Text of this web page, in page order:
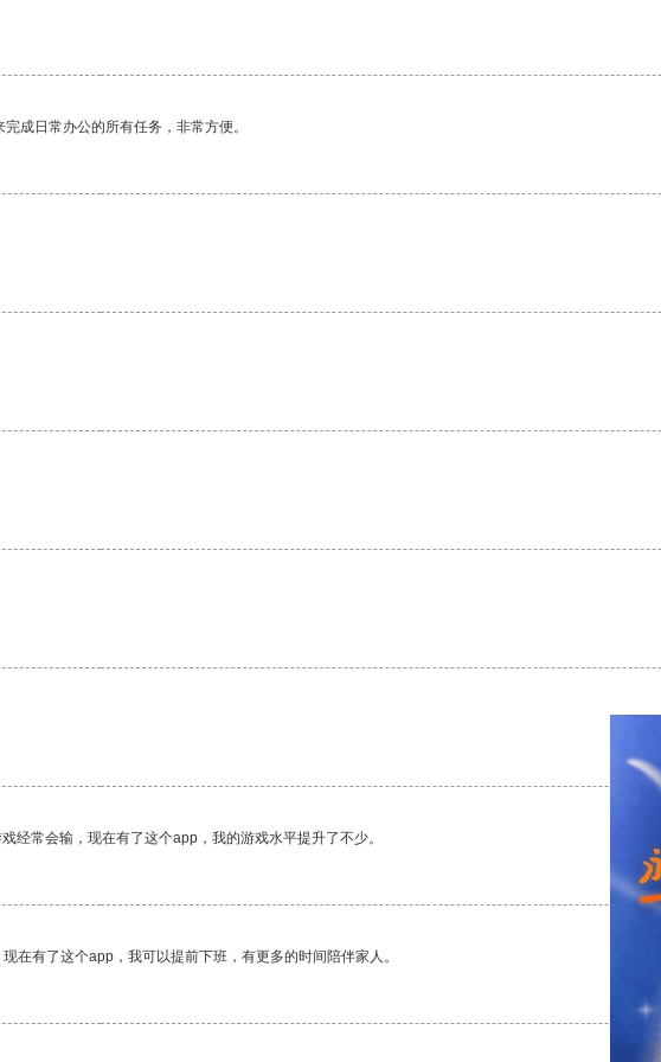
成日常办公的所有任务，非常方便。
经常会输，现在有了这个app，我的游戏水平提升了不少。
在有了这个app，我可以提前下班，有更多的时间陪伴家人。